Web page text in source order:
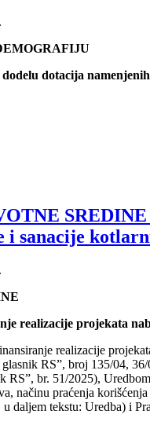
.
dotacija
SREDINE
i sanacije
.
realizacije projekata
realizacije
RS”, broj 135/04,
RS”, br. 51/2025),
načinu praćenja
daljem tekstu: Uredba) i